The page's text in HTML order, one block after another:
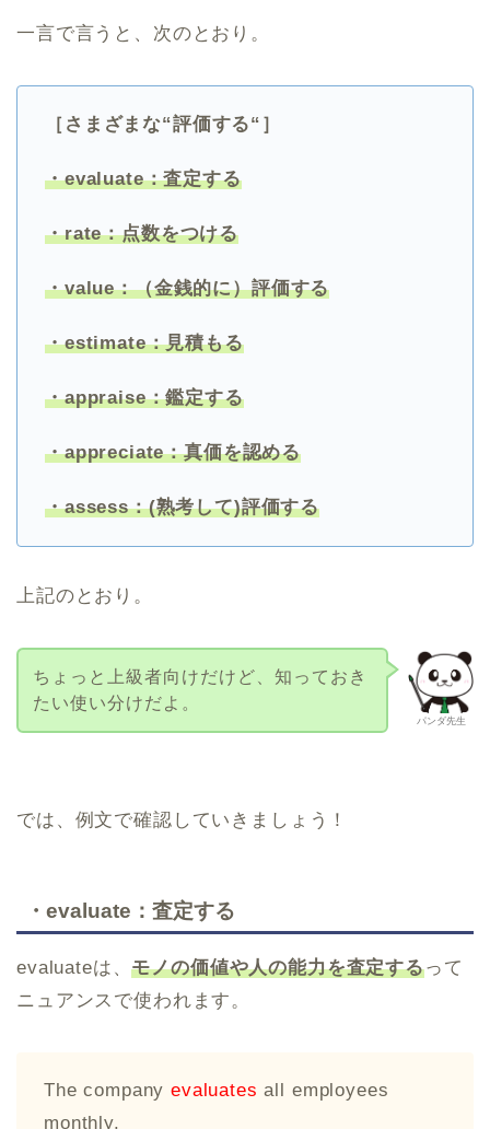
一言で言うと、次のとおり。
［さまざまな“評価する“］
・evaluate：査定する
・rate：点数をつける
・value：（金銭的に）評価する
・estimate：見積もる
・appraise：鑑定する
・appreciate：真価を認める
・assess：(熟考して)評価する
上記のとおり。
パンダ先生
ちょっと上級者向けだけど、知っておき
たい使い分けだよ。
では、例文で確認していきましょう！
・evaluate：査定する
evaluateは、モノの価値や人の能力を査定するって
ニュアンスで使われます。
The companyevaluates all employees
monthly.